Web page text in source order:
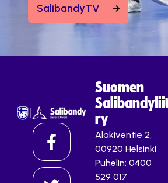
SalibandyTV
Suomen
ry
Alakiventie 2,
00920 Helsinki
Puhelin: 0400
529 017